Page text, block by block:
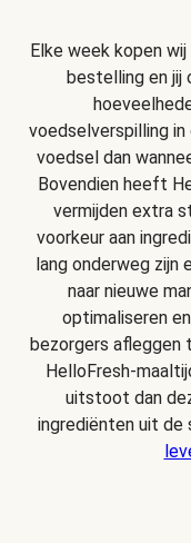
Elke week kopen
bestelling en jij
voedselverspilling
voedsel dan
Bovendien heeft
vermijden extra
voorkeur aan
lang onderweg zijn
naar nieuwe
optimaliseren
bezorgers afleggen
HelloFresh-
uitstoot dan
ingrediënten uit de